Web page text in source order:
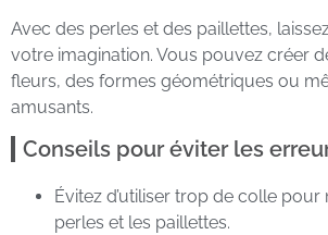
Avec des perles et des paillettes,
votre imagination. Vous pouvez créer
fleurs, des formes géométriques ou
amusants.
Conseils pour éviter les
Évitez d’utiliser trop de colle pour
perles et les paillettes.